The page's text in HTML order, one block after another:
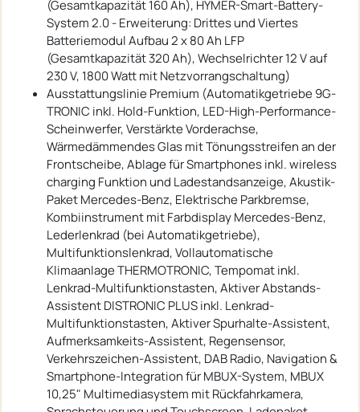
(Gesamtkapazität 160 Ah), HYMER-Smart-Battery-
System 2.0 - Erweiterung: Drittes und Viertes
Batteriemodul Aufbau 2 x 80 Ah LFP
(Gesamtkapazität 320 Ah), Wechselrichter 12 V auf
230 V, 1800 Watt mit Netzvorrangschaltung)
Ausstattungslinie Premium (Automatikgetriebe 9G-
TRONIC inkl. Hold-Funktion, LED-High-Performance-
Scheinwerfer, Verstärkte Vorderachse,
Wärmedämmendes Glas mit Tönungsstreifen an der
Frontscheibe, Ablage für Smartphones inkl. wireless
charging Funktion und Ladestandsanzeige, Akustik-
Paket Mercedes-Benz, Elektrische Parkbremse,
Kombiinstrument mit Farbdisplay Mercedes-Benz,
Lederlenkrad (bei Automatikgetriebe),
Multifunktionslenkrad, Vollautomatische
Klimaanlage THERMOTRONIC, Tempomat inkl.
Lenkrad-Multifunktionstasten, Aktiver Abstands-
Assistent DISTRONIC PLUS inkl. Lenkrad-
Multifunktionstasten, Aktiver Spurhalte-Assistent,
Aufmerksamkeits-Assistent, Regensensor,
Verkehrszeichen-Assistent, DAB Radio, Navigation &
Smartphone-Integration für MBUX-System, MBUX
10,25" Multimediasystem mit Rückfahrkamera,